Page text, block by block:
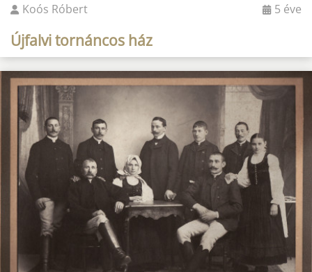
Koós Róbert 5 éve
Újfalvi tornáncos ház